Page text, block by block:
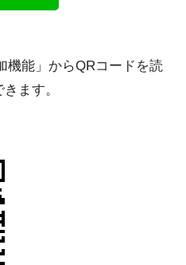
機能」からQRコードを読
ます。